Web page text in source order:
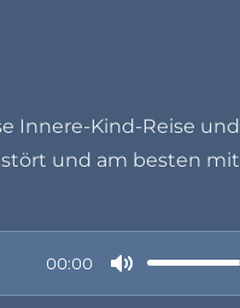
Innere-Kind-Reise und
und am besten mit
00:00
M